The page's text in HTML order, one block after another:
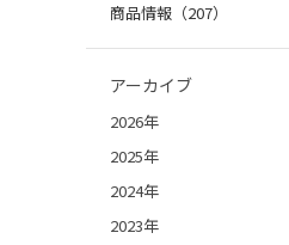
商品情報（207）
アーカイブ
2026年
2025年
2024年
2023年